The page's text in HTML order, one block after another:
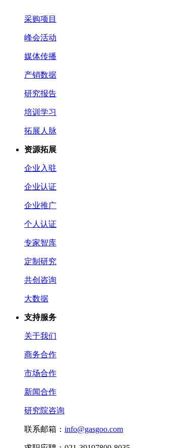
采购项目
峰会活动
媒体传播
产销数据
研究报告
培训学习
拓展人脉
资源拓展
企业入驻
企业认证
企业推广
个人认证
专家智库
定制研究
共创咨询
大数据
支持服务
关于我们
商务合作
市场合作
新闻合作
研究院咨询
联系邮箱： info@gasgoo.com